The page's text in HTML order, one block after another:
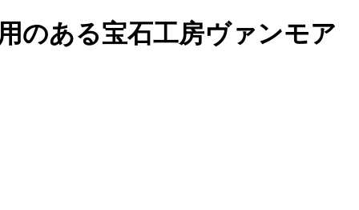
のある宝石工房ヴァンモア